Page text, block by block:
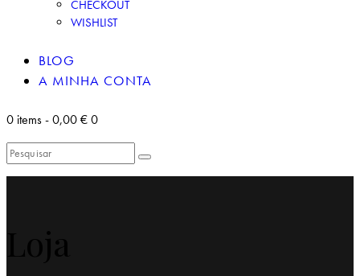
CHECKOUT
WISHLIST
BLOG
A MINHA CONTA
0 items-0,00 €0